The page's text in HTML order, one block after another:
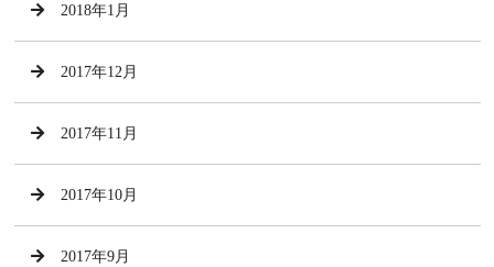
2018年1月
2017年12月
2017年11月
2017年10月
2017年9月